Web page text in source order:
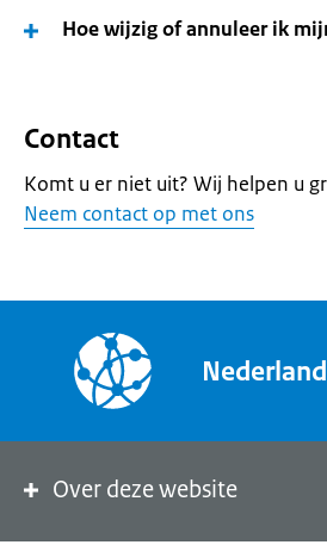
Hoe wijzig of annuleer ik
Contact
Komt u er niet uit? Wij helpen u
Neem contact op met ons
Over deze website